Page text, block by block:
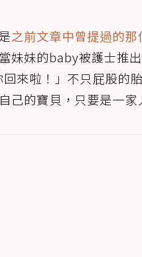
之前文章中曾提過的那
妹妹的baby被護士推
來啦！」不只屁股的
己的寶貝，只要是一